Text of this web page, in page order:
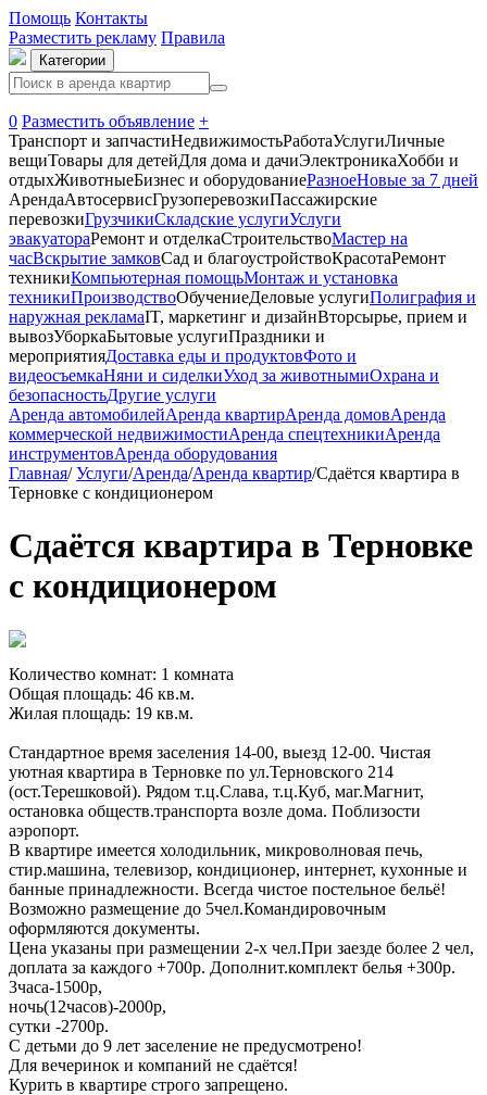
Помощь Контакты
Разместить рекламу Правила
Категории
0 Разместить объявление +
Транспорт и запчастиНедвижимостьРаботаУслугиЛичные
вещиТовары для детейДля дома и дачиЭлектроникаХобби и
отдыхЖивотныеБизнес и оборудованиеРазноеНовые за 7 дней
АрендаАвтосервиcГрузоперевозкиПассажирские
перевозкиГрузчикиСкладские услугиУслуги
эвакуатораРемонт и отделкаСтроительствоМастер на
часВскрытие замковСад и благоустройствоКрасотаРемонт
техникиКомпьютерная помощьМонтаж и установка
техникиПроизводствоОбучениеДеловые услугиПолиграфия и
наружная рекламаIT, маркетинг и дизайнВторсырье, прием и
вывозУборкаБытовые услугиПраздники и
мероприятияДоставка еды и продуктовФото и
видеосъемкаНяни и сиделкиУход за животнымиОхрана и
безопасностьДругие услуги
Аренда автомобилейАренда квартирАренда домовАренда
коммерческой недвижимостиАренда спецтехникиАренда
инструментовАренда оборудования
Главная/ Услуги/Аренда/Аренда квартир/Сдаётся квартира в
Терновке с кондиционером
Сдаётся квартира в Терновке
с кондиционером
Количество комнат: 1 комната
Общая площадь: 46 кв.м.
Жилая площадь: 19 кв.м.
Стандартное время заселения 14-00, выезд 12-00. Чистая
уютная квартира в Терновке по ул.Терновского 214
(ост.Терешковой). Рядом т.ц.Слава, т.ц.Куб, маг.Магнит,
остановка обществ.транспорта возле дома. Поблизости
аэропорт.
В квартире имеется холодильник, микроволновая печь,
стир.машина, телевизор, кондиционер, интернет, кухонные и
банные принадлежности. Всегда чистое постельное бельё!
Возможно размещение до 5чел.Командировочным
оформляются документы.
Цена указаны при размещении 2-х чел.При заезде более 2 чел,
доплата за каждого +700р. Дополнит.комплект белья +300р.
3часа-1500р,
ночь(12часов)-2000р,
сутки -2700р.
С детьми до 9 лет заселение не предусмотрено!
Для вечеринок и компаний не сдаётся!
Курить в квартире строго запрещено.